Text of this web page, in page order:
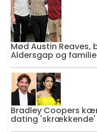
Mød Austin Reaves,
Aldersgap og
Bradley Coopers
dating 'skrækkende'